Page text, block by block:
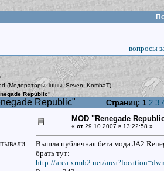
вопросы
(Модераторы:iншы,Seven KombaT)
Republic"
Republic" Страниц: 1 2 3
MOD "Renegade
« от29.10.2007 в 13:22:58 »
Вышла публичная бета мода JA2
брать тут:
http://area.xrmb2.net/